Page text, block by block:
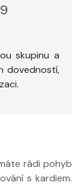
skupinu a
dovedností,
rádi pohyb
s kardiem.